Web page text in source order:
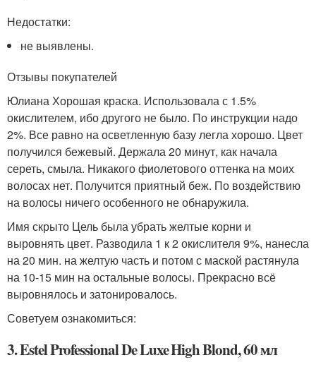
Недостатки:
не выявлены.
Отзывы покупателей
Юлиана Хорошая краска. Использовала с 1.5%
окислителем, ибо другого не было. По инструкции надо
2%. Все равно на осветленную базу легла хорошо. Цвет
получился бежевый. Держала 20 минут, как начала
сереть, смыла. Никакого фиолетового оттенка на моих
волосах нет. Получится приятный беж. По воздействию
на волосы ничего особенного не обнаружила.
Имя скрыто Цель была убрать желтые корни и
выровнять цвет. Разводила 1 к 2 окислителя 9%, нанесла
на 20 мин. на желтую часть и потом с маской растянула
на 10-15 мин на остальные волосы. Прекрасно всё
выровнялось и затонировалось.
Советуем ознакомиться:
3. Estel Professional De Luxe High Blond, 60 мл